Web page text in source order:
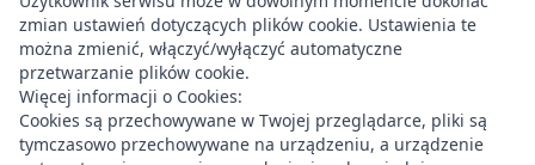
zmian ustawień dotyczących plików cookie. Ustawienia te
można zmienić, włączyć/wyłączyć automatyczne
przetwarzanie plików cookie.
Więcej informacji o Cookies:
Cookies są przechowywane w Twojej przeglądarce, pliki są
tymczasowo przechowywane na urządzeniu, a urządzenie